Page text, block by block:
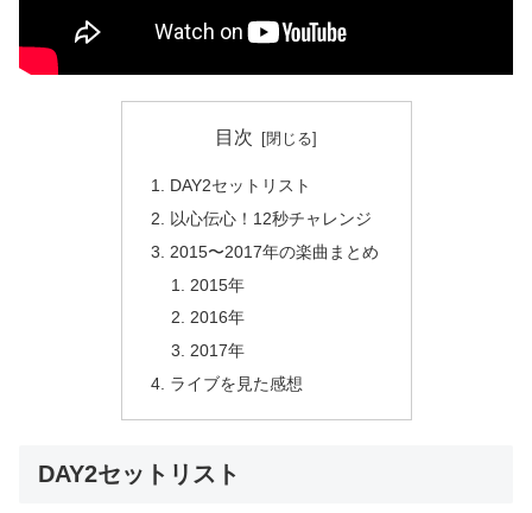
目次
DAY2セットリスト
以心伝心！12秒チャレンジ
2015〜2017年の楽曲まとめ
2015年
2016年
2017年
ライブを見た感想
DAY2セットリスト